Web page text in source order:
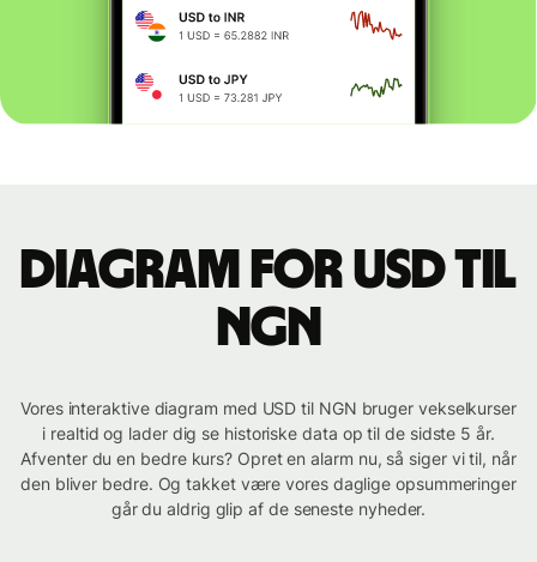
Diagram for USD til
NGN
Vores interaktive diagram med USD til NGN bruger vekselkurser
i realtid og lader dig se historiske data op til de sidste 5 år.
Afventer du en bedre kurs? Opret en alarm nu, så siger vi til, når
den bliver bedre. Og takket være vores daglige opsummeringer
går du aldrig glip af de seneste nyheder.